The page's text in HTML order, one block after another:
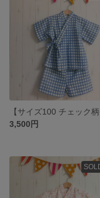
【サイズ100 チェック
3,500円